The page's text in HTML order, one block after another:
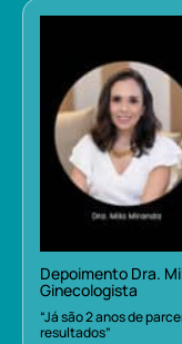
Depoimento Dra.
Ginecologista
“Já são 2 anos de
resultados”